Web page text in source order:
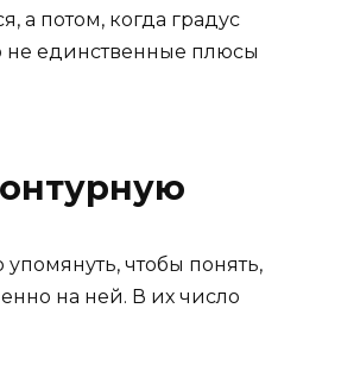
а потом, когда градус
не единственные плюсы
чтобы понять,
на ней. В их число